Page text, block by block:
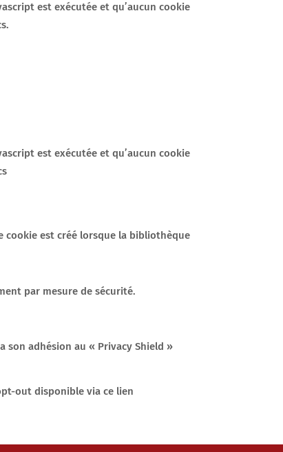
est exécutée et qu’aucun cookie
est exécutée et qu’aucun cookie
cookie est créé lorsque la bibliothèque
par mesure de sécurité.
son adhésion au « Privacy Shield »
out disponible via ce lien